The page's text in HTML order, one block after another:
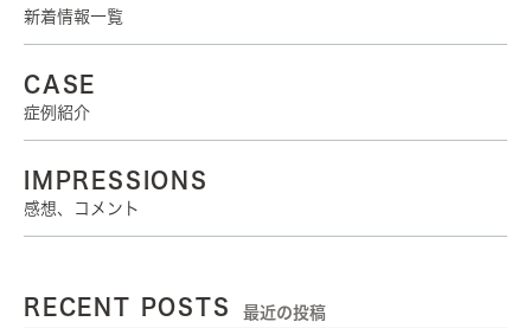
新着情報一覧
CASE
症例紹介
IMPRESSIONS
感想、コメント
RECENT POSTS 最近の投稿